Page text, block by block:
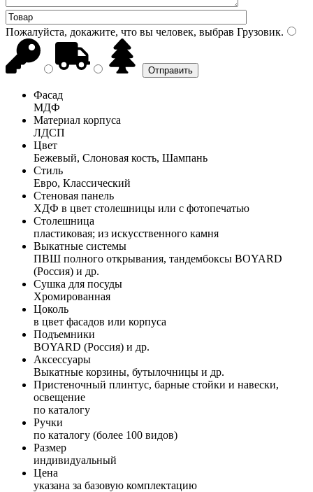
Пожалуйста, докажите, что вы человек, выбрав Грузовик.
Фасад
МДФ
Материал корпуса
ЛДСП
Цвет
Бежевый, Слоновая кость, Шампань
Стиль
Евро, Классический
Стеновая панель
ХДФ в цвет столешницы или с фотопечатью
Столешница
пластиковая; из искусственного камня
Выкатные системы
ПВШ полного открывания, тандембоксы BOYARD
(Россия) и др.
Сушка для посуды
Хромированная
Цоколь
в цвет фасадов или корпуса
Подъемники
BOYARD (Россия) и др.
Аксессуары
Выкатные корзины, бутылочницы и др.
Пристеночный плинтус, барные стойки и навески,
освещение
по каталогу
Ручки
по каталогу (более 100 видов)
Размер
индивидуальный
Цена
указана за базовую комплектацию